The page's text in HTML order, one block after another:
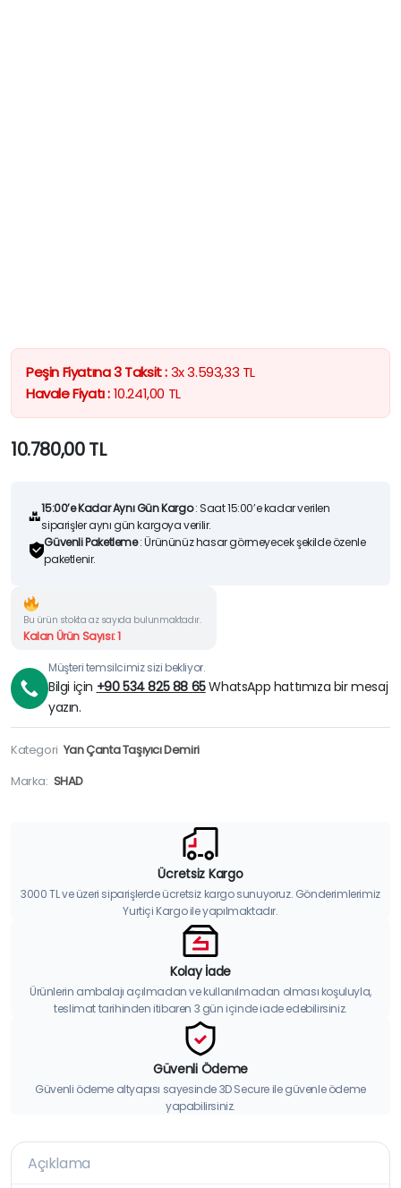
Peşin Fiyatına 3 Taksit :3x3.593,33 TL
Havale Fiyatı :10.241,00 TL
10.780,00TL
15:00’e Kadar Aynı Gün Kargo: Saat 15:00’e kadar verilen
siparişler aynı gün kargoya verilir.
Güvenli Paketleme: Ürününüz hasar görmeyecek şekilde özenle
paketlenir.
Bu ürün stokta az sayıda bulunmaktadır.
Kalan Ürün Sayısı: 1
Müşteri temsilcimiz sizi bekliyor.
Bilgi için +90 534 825 88 65WhatsApp hattımıza bir mesaj
yazın.
Kategori Yan Çanta Taşıyıcı Demiri
Marka: SHAD
Ücretsiz Kargo
3000 TL ve üzeri siparişlerde ücretsiz kargo sunuyoruz. Gönderimlerimiz
Yurtiçi Kargo ile yapılmaktadır.
Kolay İade
Ürünlerin ambalajı açılmadan ve kullanılmadan olması koşuluyla,
teslimat tarihinden itibaren 3 gün içinde iade edebilirsiniz.
Güvenli Ödeme
Güvenli ödeme altyapısı sayesinde 3D Secure ile güvenle ödeme
yapabilirsiniz.
Açıklama